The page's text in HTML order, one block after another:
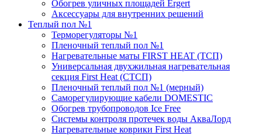
Обогрев уличных площадей Ergert
Аксессуары для внутренних решений
Теплый пол №1
Терморегуляторы №1
Пленочный теплый пол №1
Нагревательные маты FIRST HEAT (ТСП)
Универсальная двухжильная нагревательная
секция First Heat (СТСП)
Пленочный теплый пол №1 (мерный)
Саморегулирующие кабели DOMESTIC
Обогрев трубопроводов Ice Free
Системы контроля протечек воды АкваЛорд
Нагревательные коврики First Heat